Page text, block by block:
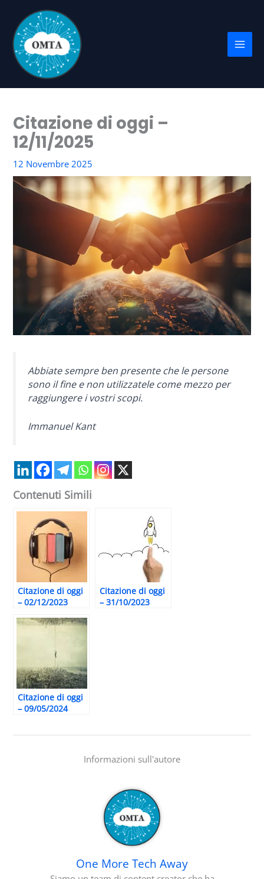
contenuto
Citazione di oggi –
12/11/2025
12 Novembre 2025
Abbiate sempre ben presente che le persone
sono il fine e non utilizzatele come mezzo per
raggiungere i vostri scopi.
Immanuel Kant
Contenuti Simili
Citazione di oggi
– 02/12/2023
Citazione di oggi
– 31/10/2023
Citazione di oggi
– 09/05/2024
Informazioni sull'autore
One More Tech Away